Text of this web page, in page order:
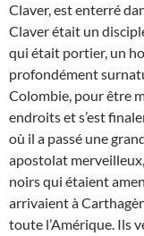
Claver, est enterré
Claver était un
qui était portier, un
profondément
Colombie, pour être
endroits et s’est
où il a passé une
apostolat
noirs qui étaient
arrivaient à
toute l’Amérique. Ils